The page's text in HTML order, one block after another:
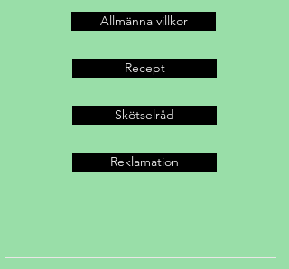
Allmänna villkor
Recept
Skötselråd
Reklamation